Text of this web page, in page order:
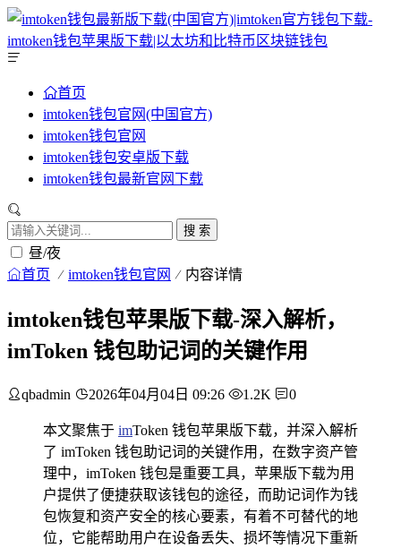
首页
imtoken钱包官网(中国官方)
imtoken钱包官网
imtoken钱包安卓版下载
imtoken钱包最新官网下载
搜 索
昼/夜
首页 imtoken钱包官网 内容详情
imtoken钱包苹果版下载-深入解析，
imToken 钱包助记词的关键作用
qbadmin 2026年04月04日 09:26 1.2K 0
本文聚焦于 imToken 钱包苹果版下载，并深入解析
了 imToken 钱包助记词的关键作用，在数字资产管
理中，imToken 钱包是重要工具，苹果版下载为用
户提供了便捷获取该钱包的途径，而助记词作为钱
包恢复和资产安全的核心要素，有着不可替代的地
位，它能帮助用户在设备丢失、损坏等情况下重新